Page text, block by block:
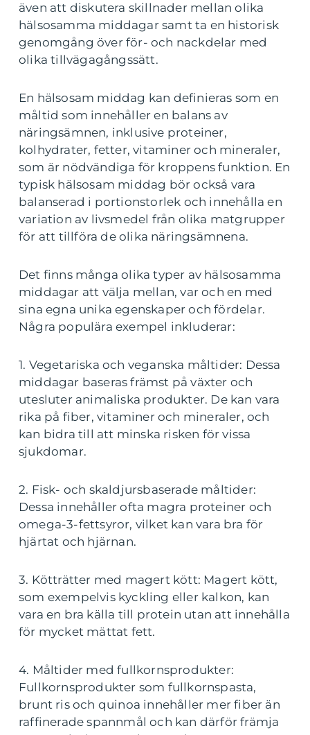
även att diskutera skillnader mellan olika
hälsosamma middagar samt ta en historisk
genomgång över för- och nackdelar med
olika tillvägagångssätt.
En hälsosam middag kan definieras som en
måltid som innehåller en balans av
näringsämnen, inklusive proteiner,
kolhydrater, fetter, vitaminer och mineraler,
som är nödvändiga för kroppens funktion. En
typisk hälsosam middag bör också vara
balanserad i portionstorlek och innehålla en
variation av livsmedel från olika matgrupper
för att tillföra de olika näringsämnena.
Det finns många olika typer av hälsosamma
middagar att välja mellan, var och en med
sina egna unika egenskaper och fördelar.
Några populära exempel inkluderar:
1. Vegetariska och veganska måltider: Dessa
middagar baseras främst på växter och
utesluter animaliska produkter. De kan vara
rika på fiber, vitaminer och mineraler, och
kan bidra till att minska risken för vissa
sjukdomar.
2. Fisk- och skaldjursbaserade måltider:
Dessa innehåller ofta magra proteiner och
omega-3-fettsyror, vilket kan vara bra för
hjärtat och hjärnan.
3. Kötträtter med magert kött: Magert kött,
som exempelvis kyckling eller kalkon, kan
vara en bra källa till protein utan att innehålla
för mycket mättat fett.
4. Måltider med fullkornsprodukter:
Fullkornsprodukter som fullkornspasta,
brunt ris och quinoa innehåller mer fiber än
raffinerade spannmål och kan därför främja